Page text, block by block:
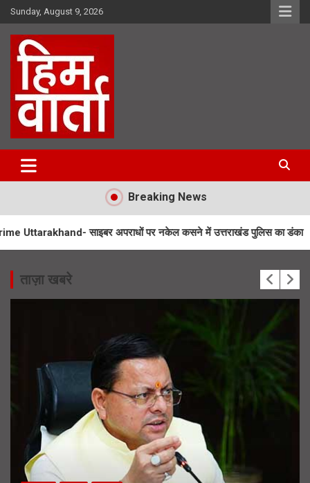
Skip
to
content
Sunday, August 9, 2026
Him Varta
Breaking News
साइबर अपराधों पर नकेल कसने में उत्तराखंड पुलिस का डंका Flying Car
ताज़ा खबरे